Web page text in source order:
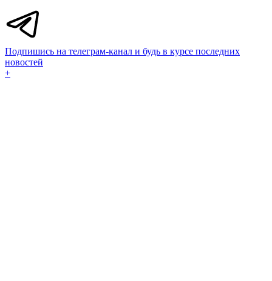
Подпишись на телеграм-канал и будь в курсе последних
новостей
+